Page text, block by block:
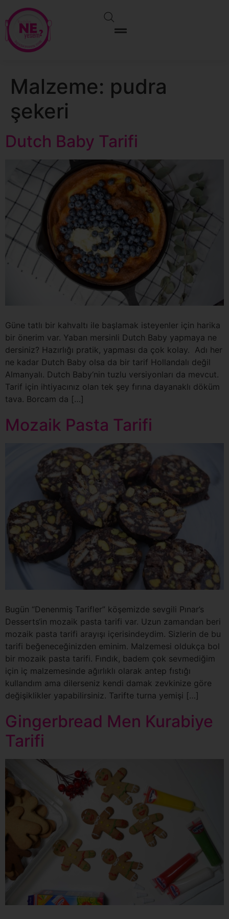
Malzeme: pudra
şekeri
Dutch Baby Tarifi
Güne tatlı bir kahvaltı ile başlamak isteyenler için harika
bir önerim var. Yaban mersinli Dutch Baby yapmaya ne
dersiniz? Hazırlığı pratik, yapması da çok kolay. Adı her
ne kadar Dutch Baby olsa da bir tarif Hollandalı değil
Almanyalı. Dutch Baby‘nin tuzlu versiyonları da mevcut.
Tarif için ihtiyacınız olan tek şey fırına dayanaklı döküm
tava. Borcam da […]
Mozaik Pasta Tarifi
Bugün “Denenmiş Tarifler” köşemizde sevgili Pınar’s
Desserts‘in mozaik pasta tarifi var. Uzun zamandan beri
mozaik pasta tarifi arayışı içerisindeydim. Sizlerin de bu
tarifi beğeneceğinizden eminim. Malzemesi oldukça bol
bir mozaik pasta tarifi. Fındık, badem çok sevmediğim
için iç malzemesinde ağırlıklı olarak antep fıstığı
kullandım ama dilerseniz kendi damak zevkinize göre
değişiklikler yapabilirsiniz. Tarifte turna yemişi […]
Gingerbread Men Kurabiye
Tarifi